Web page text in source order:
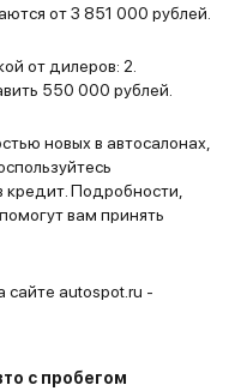
от 3 851 000 рублей.
от дилеров: 2.
550 000 рублей.
новых в автосалонах,
Подробности,
вам принять
сайте autospot.ru -
с пробегом